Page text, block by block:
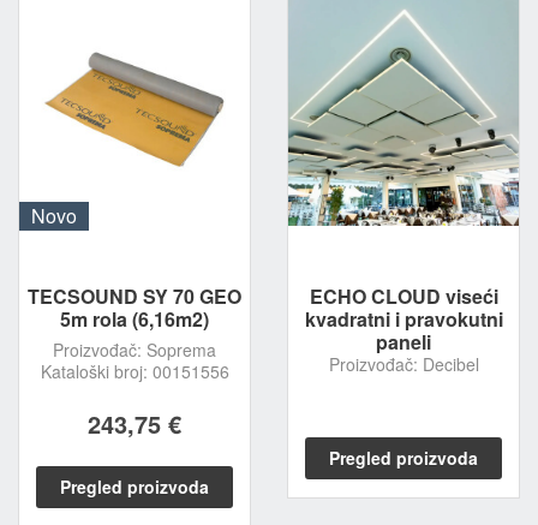
Novo
TECSOUND SY 70 GEO
5m rola (6,16m2)
Proizvođač: Soprema
Kataloški broj: 00151556
243,75 €
Pregled proizvoda
ECHO CLOUD viseći
kvadratni i pravokutni
paneli
Proizvođač: Decibel
Pregled proizvoda